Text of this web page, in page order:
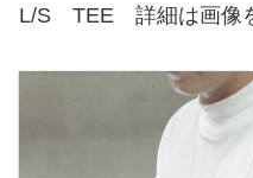
L/S TEE 詳細は画像